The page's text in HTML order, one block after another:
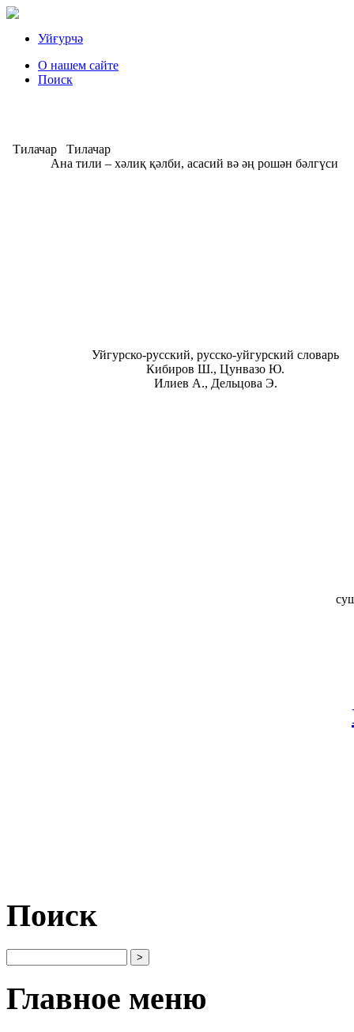
Уйғурчә
О нашем сайте
Поиск
Тилачар
Тилачар
Ана тили – хәлиқ қәлби, асасий вә әң рошән бәлгүси
Уйгурско-русский, русско-уйгурский словарь
Кибиров Ш., Цунвазо Ю.
Илиев А., Дельцова Э.
Поиск
Главное меню